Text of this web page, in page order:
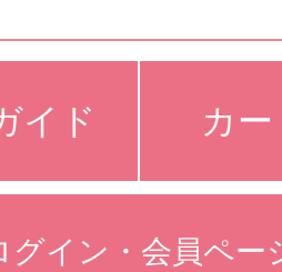
イド カ
グイン・会員ペー